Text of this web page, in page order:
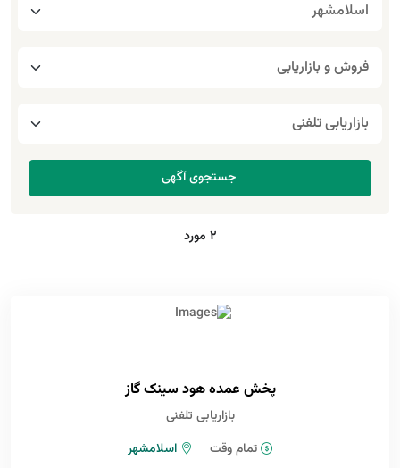
2 مورد
پخش عمده هود سینک گاز
بازاریابی تلفنی
تمام وقت
اسلامشهر